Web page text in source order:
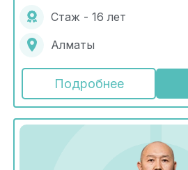
Стаж - 16 лет
Алматы
Подробнее